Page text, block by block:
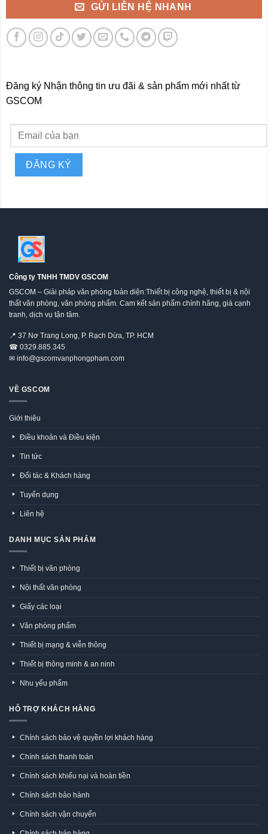
GỬI LIÊN HỆ NHANH
Đăng ký Nhận thông tin ưu đãi & sản phẩm mới nhất từ
GSCOM
Công ty TNHH TMDV GSCOM
GSCOM – Giải pháp văn phòng toàn diện:Thiết bị công nghệ, thiết bị & nội
thất văn phòng, văn phòng phẩm. Cam kết sản phẩm chính hãng, giá cạnh
tranh, dịch vụ tận tâm.
📍 37 Nơ Trang Long, P. Rạch Dừa, TP. HCM
☎ 0329.885.345
✉ info@gscomvanphongpham.com
VỀ GSCOM
Giới thiệu
Điều khoản và Điều kiện
Tin tức
Đối tác & Khách hàng
Tuyển dụng
Liên hệ
DANH MỤC SẢN PHẨM
Thiết bị văn phòng
Nội thất văn phòng
Giấy các loại
Văn phòng phẩm
Thiết bị mạng & viễn thông
Thiết bị thông minh & an ninh
Nhu yếu phẩm
HỖ TRỢ KHÁCH HÀNG
Chính sách bảo vệ quyền lợi khách hàng
Chính sách thanh toán
Chính sách khiếu nại và hoàn tiền
Chính sách bảo hành
Chính sách vận chuyển